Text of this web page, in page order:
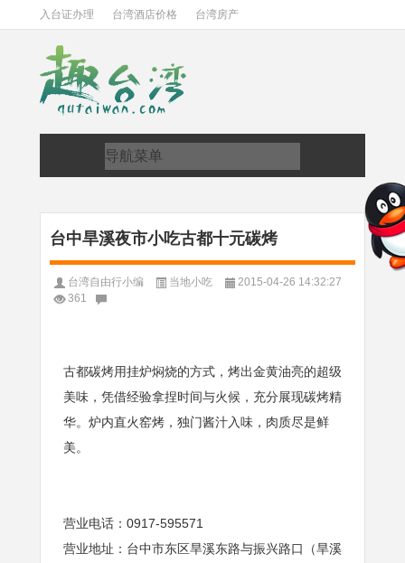
入台证办理 台湾酒店价格 台湾房产
台中旱溪夜市小吃古都十元碳烤
台湾自由行小编 当地小吃
2015-04-26 14:32:27
361
古都碳烤用挂炉焖烧的方式，烤出金黄油亮的超级
美味，凭借经验拿捏时间与火候，充分展现碳烤精
华。炉内直火窑烤，独门酱汁入味，肉质尽是鲜
美。
营业电话：0917-595571
营业地址：台中市东区旱溪东路与振兴路口（旱溪